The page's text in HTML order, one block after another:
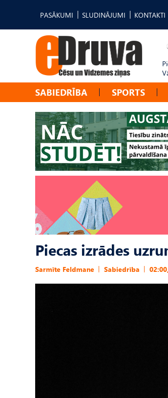
PASĀKUMI SLUDINĀJUMI KONTAKTI
SABIEDRĪBA SPORTS
Piecas izrādes
Sarmīte Feldmane Sabiedrība